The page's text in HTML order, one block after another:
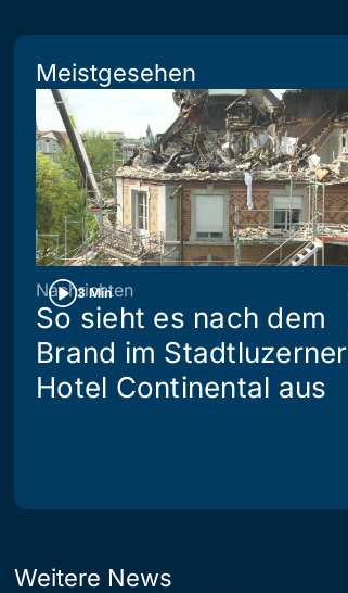
Meistgesehen
3 Min
Nachrichten
So sieht es nach dem
Brand im Stadtluzerner
Hotel Continental aus
Weitere News